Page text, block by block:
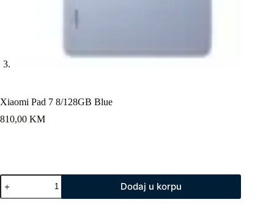
Xiaomi Pad 7 8/128GB Blue
810,00 KM
Xiaomi
Pad
7
Dodaj u korpu